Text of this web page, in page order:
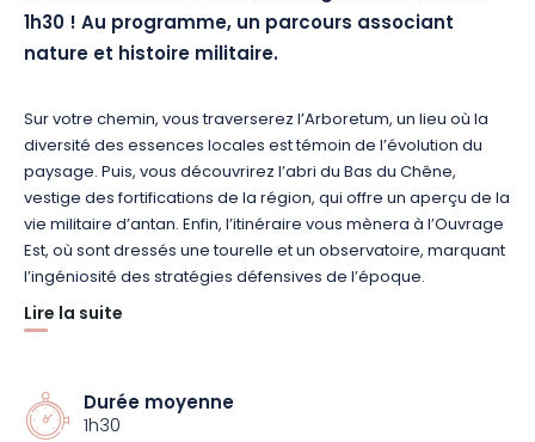
1h30 ! Au programme, un parcours associant
nature et histoire militaire.
Sur votre chemin, vous traverserez l’Arboretum, un lieu où la
diversité des essences locales est témoin de l’évolution du
paysage. Puis, vous découvrirez l’abri du Bas du Chêne,
vestige des fortifications de la région, qui offre un aperçu de la
vie militaire d’antan. Enfin, l’itinéraire vous mènera à l’Ouvrage
Est, où sont dressés une tourelle et un observatoire, marquant
l’ingéniosité des stratégies défensives de l’époque.
Cette exploration vous immergera dans un environnement
biodiversité aux fortifications. Réservez dès maintenant votre
place pour cette visite guidée !
Lire la suite
Durée moyenne
1h30